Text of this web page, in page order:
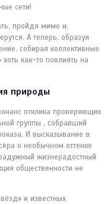
сети!
пройдя мимо и,
А теперь, образуя
собирая коллективные
как-то повлиять на
природы
отклика проверяющих
группы , собравший
И высказывание в
о необычном оттенке
жизнерадостный
общественности не
и известных